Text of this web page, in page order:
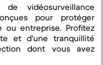
vidéosurveillance
pour protéger
ou entreprise. Profitez
et d'une tranquillité
dont vous avez